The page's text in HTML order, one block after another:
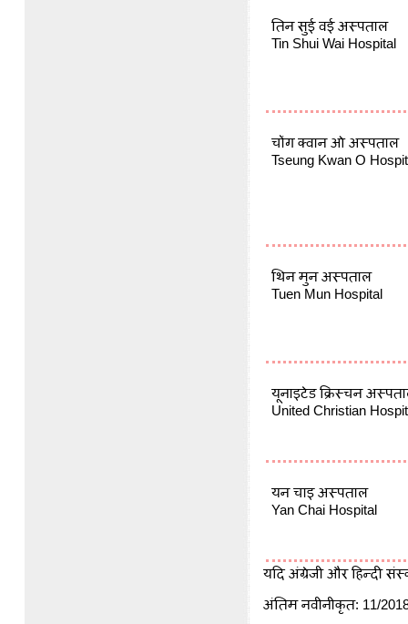
तिन सुई वई अस्पताल
Tin Shui Wai Hospital
चोंग क्वान ओ अस्पताल
Tseung Kwan O
थिन मुन अस्पताल
Tuen Mun Hospital
यूनाइटेड क्रिस्चन
United Christian
यन चाइ अस्पताल
Yan Chai Hospital
यदि अंग्रेजी और हिन्दी
अंतिम नवीनीकृत: 11/